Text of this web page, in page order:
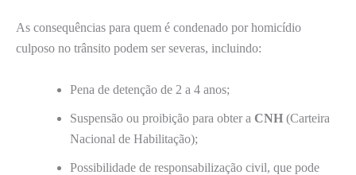
As consequências para quem é condenado por homicídio
culposo no trânsito podem ser severas, incluindo:
Pena de detenção de 2 a 4 anos;
Suspensão ou proibição para obter a CNH (Carteira
Nacional de Habilitação);
Possibilidade de responsabilização civil, que pode